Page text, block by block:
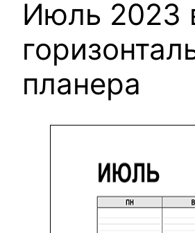
Июль 2023
планера